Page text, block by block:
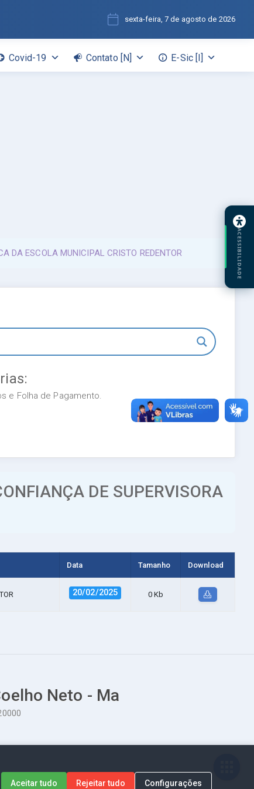
Covid-19 Contato [N] E-Sic [I]
sexta-feira, 7 de agosto de 2026
DA ESCOLA MUNICIPAL CRISTO REDENTOR
e Folha de Pagamento.
DE SUPERVISORA
Data Tamanho Download
20/02/2025 0 Kb
Neto - Ma
ACESSIBILIDADE
Aceitar tudo Rejeitar tudo Configurações